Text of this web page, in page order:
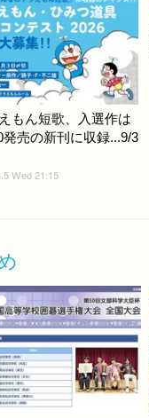
もん短歌、入選作は
発売の新刊に収録...9/3
Wed 21:15